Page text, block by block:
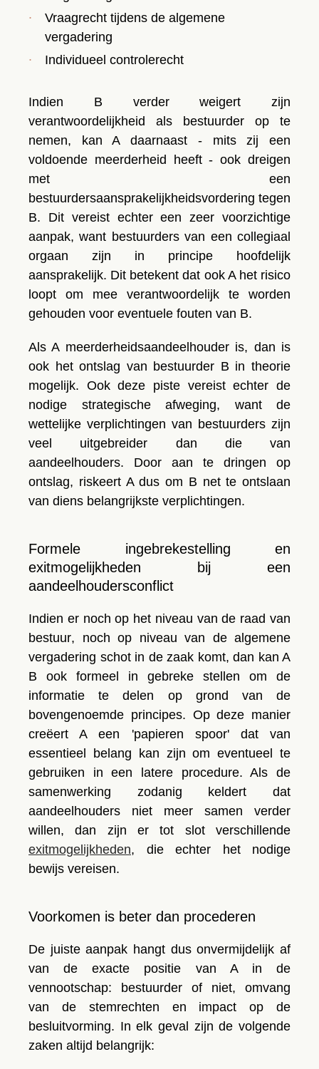
Vraagrecht tijdens de algemene
vergadering
Individueel controlerecht
Indien B verder weigert zijn
verantwoordelijkheid als bestuurder op te
nemen, kan A daarnaast - mits zij een
voldoende meerderheid heeft - ook dreigen
met een
bestuurdersaansprakelijkheidsvordering tegen
B. Dit vereist echter een zeer voorzichtige
aanpak, want bestuurders van een collegiaal
orgaan zijn in principe hoofdelijk
aansprakelijk. Dit betekent dat ook A het risico
loopt om mee verantwoordelijk te worden
gehouden voor eventuele fouten van B.
Als A meerderheidsaandeelhouderis, dan is
ook het ontslag van bestuurder B in theorie
mogelijk. Ook deze piste vereist echter de
nodige strategische afweging, want de
wettelijke verplichtingen van bestuurders zijn
veel uitgebreider dan die van
aandeelhouders. Door aan te dringen op
ontslag, riskeert A dus om B net te ontslaan
van diens belangrijkste verplichtingen.
Formele ingebrekestelling en
exitmogelijkheden bij een
aandeelhoudersconflict
Indien er noch op het niveau van de raad van
bestuur, noch op niveau van de algemene
vergadering schot in de zaak komt, dan kan A
B ook formeel in gebreke stellen om de
informatie te delen op grond van de
bovengenoemde principes. Op deze manier
creëert A een 'papieren spoor' dat van
essentieel belang kan zijn om eventueel te
gebruiken in een latere procedure. Als de
samenwerking zodanig keldert dat
aandeelhouders niet meer samen verder
willen, dan zijn er tot slot verschillende
exitmogelijkheden, die echter het nodige
bewijs vereisen.
Voorkomen is beter dan procederen
De juiste aanpak hangt dus onvermijdelijk af
van de exacte positie van A in de
vennootschap: bestuurder of niet, omvang
van de stemrechten en impact op de
besluitvorming. In elk geval zijn de volgende
zaken altijd belangrijk: